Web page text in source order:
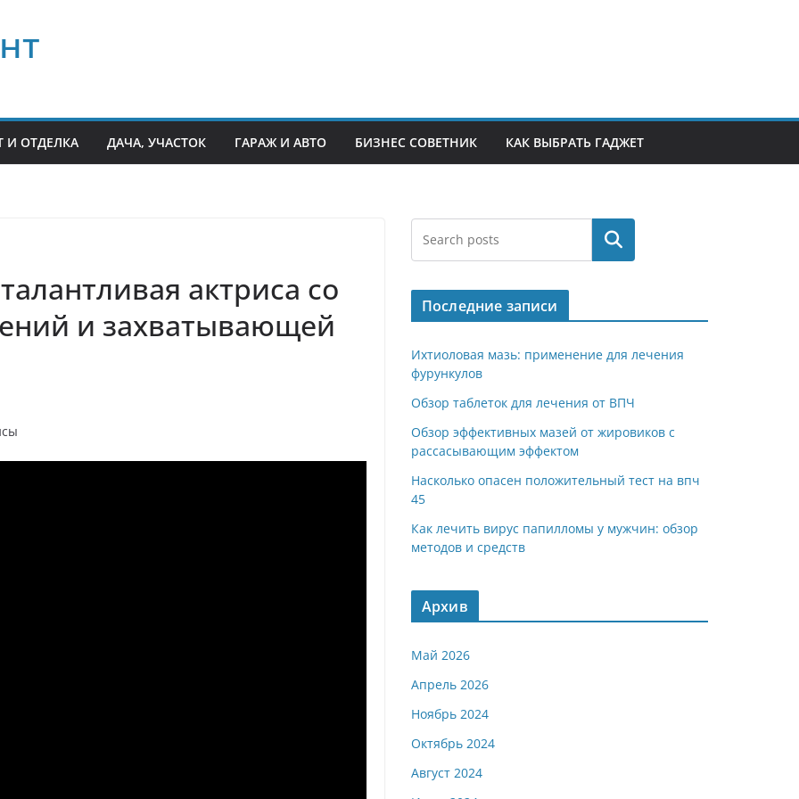
И ОТДЕЛКА ДАЧА, УЧАСТОК ГАРАЖ И АВТО БИЗНЕС СОВЕТНИК КАК ВЫБРАТЬ ГАДЖЕТ
актриса со
и захватывающей
Поиск
Последние записи
Ихтиоловая мазь: применение для лечения
фурункулов
Обзор таблеток для лечения от ВПЧ
Обзор эффективных мазей от жировиков с
рассасывающим эффектом
Насколько опасен положительный тест на впч
45
Как лечить вирус папилломы у мужчин: обзор
методов и средств
Архив
Май 2026
Апрель 2026
Ноябрь 2024
Октябрь 2024
Август 2024